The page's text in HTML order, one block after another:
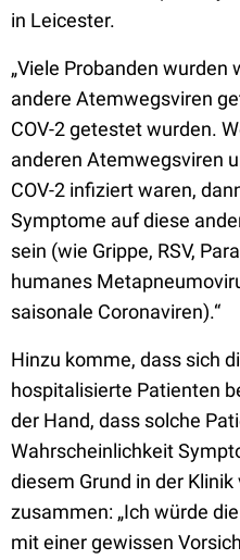
in Leicester.
„Viele Probanden
andere Atemwegsviren
COV-2 getestet wurden.
anderen Atemwegsviren
COV-2 infiziert waren,
Symptome auf diese
sein (wie Grippe, RSV,
humanes
saisonale Coronaviren).“
Hinzu komme, dass sich
hospitalisierte Patienten
der Hand, dass solche
Wahrscheinlichkeit
diesem Grund in der
zusammen: „Ich würde
mit einer gewissen